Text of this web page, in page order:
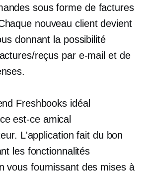
sous forme de factures
nouveau client devient
donnant la possibilité
reçus par e-mail et de
Freshbooks idéal
est-ce amical
L'application fait du bon
les fonctionnalités
vous fournissant des mises à